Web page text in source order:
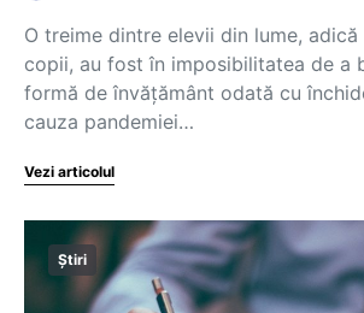
O treime dintre elevii din lume,
copii, au fost în imposibilitatea de a
formă de învăţământ odată cu
cauza pandemiei…
Vezi articolul
Știri